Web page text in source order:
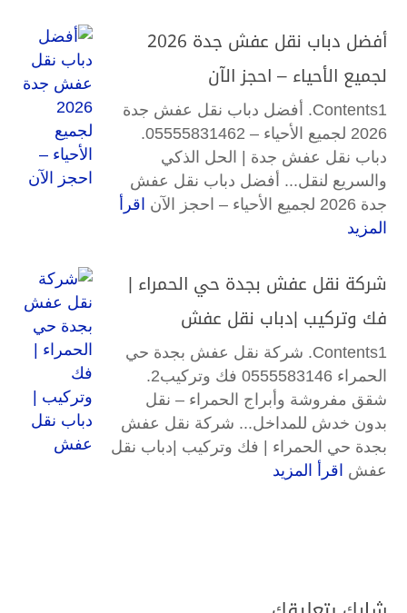
أفضل دباب نقل عفش جدة 2026
لجميع الأحياء – احجز الآن
Contents1. أفضل دباب نقل عفش جدة
2026 لجميع الأحياء – 05555831462.
دباب نقل عفش جدة | الحل الذكي
والسريع لنقل... أفضل دباب نقل عفش
جدة 2026 لجميع الأحياء – احجز الآن
اقرأ
المزيد
شركة نقل عفش بجدة حي الحمراء |
فك وتركيب |دباب نقل عفش
Contents1. شركة نقل عفش بجدة حي
الحمراء 0555583146 فك وتركيب2.
شقق مفروشة وأبراج الحمراء – نقل
بدون خدش للمداخل... شركة نقل عفش
بجدة حي الحمراء | فك وتركيب |دباب نقل
عفش اقرأ المزيد